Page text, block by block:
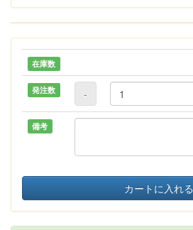
在庫数
発注数 -
備考
カートに入れる